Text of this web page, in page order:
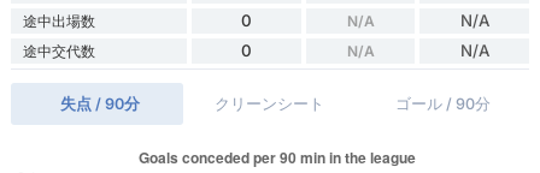
途中出場数 0 N/A N/A
途中交代数 0 N/A N/A
失点 / 90分 クリーンシート ゴール / 90分